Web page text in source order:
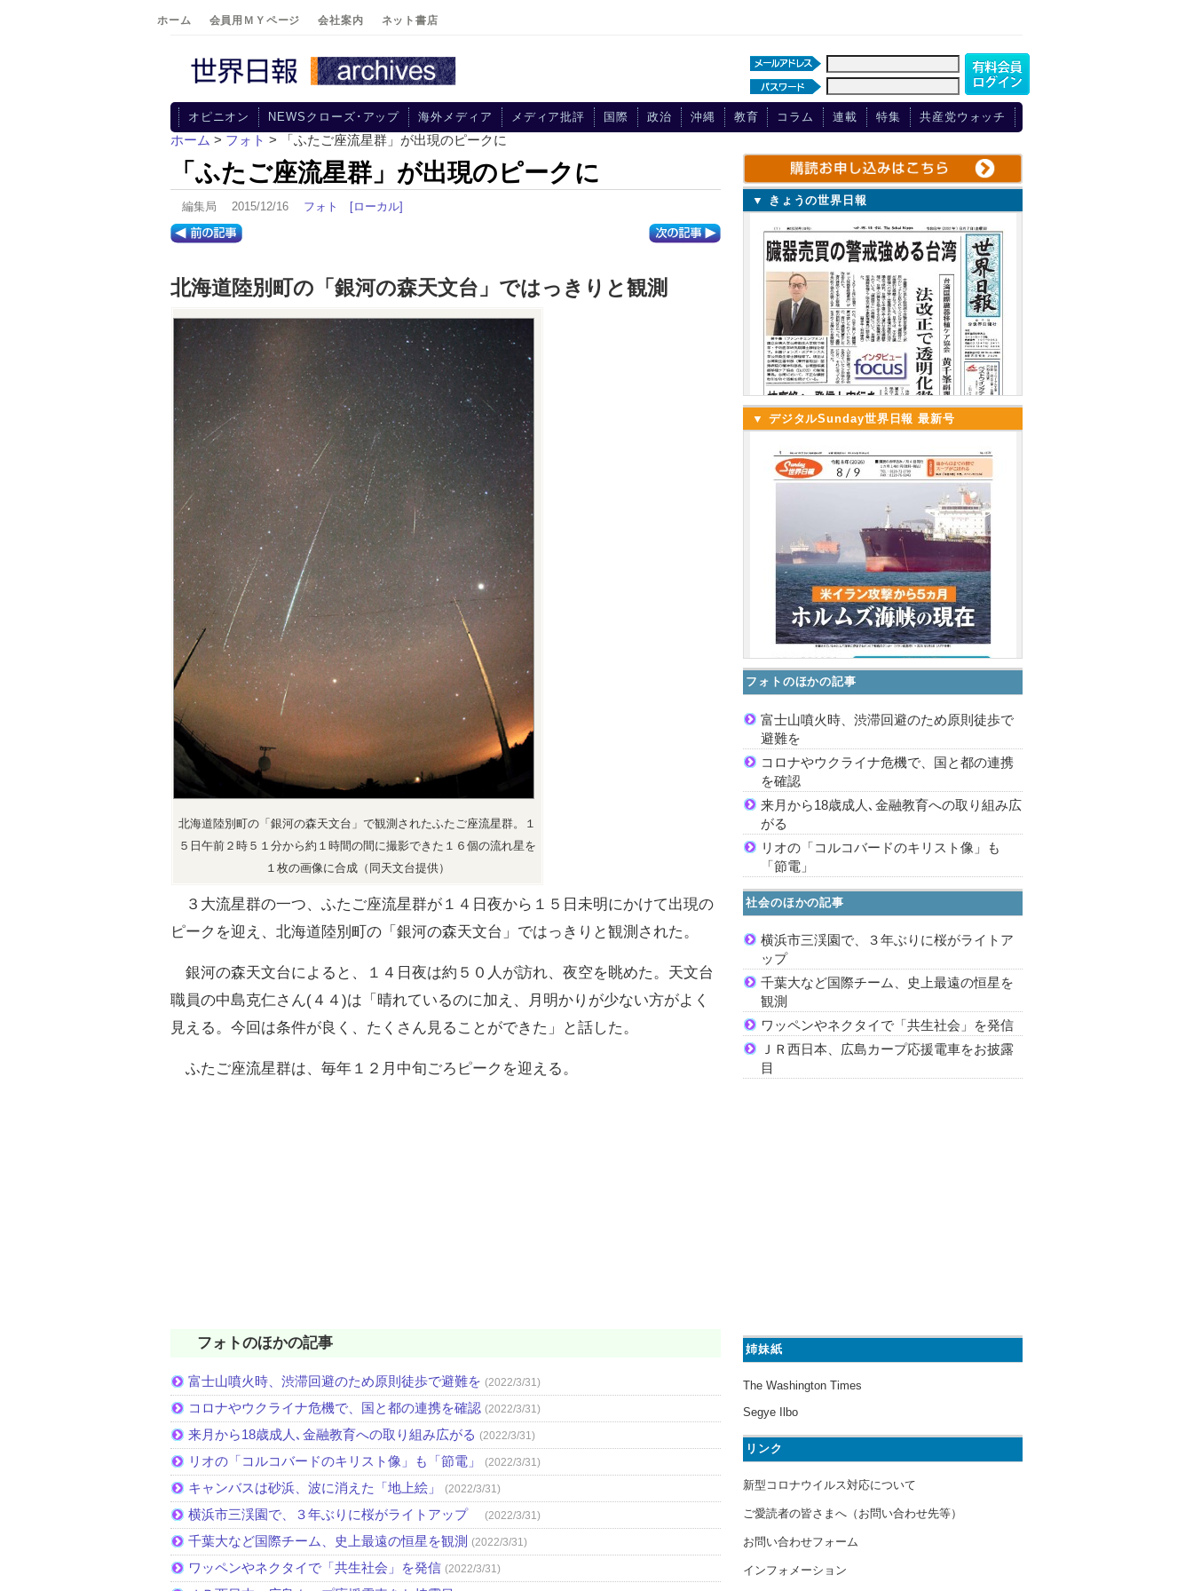
ホーム 会員用ＭＹページ 会社案内 ネット書店
オピニオン NEWSクローズ･アップ 海外メディア メディア批評 国際 政治 沖縄 教育 コラム 連載 特集 共産党ウォッチ
ホーム > フォト > 「ふたご座流星群」が出現のピークに
「ふたご座流星群」が出現のピークに
編集局 2015/12/16 フォト [ローカル]
北海道陸別町の「銀河の森天文台」ではっきりと観測
北海道陸別町の「銀河の森天文台」で観測されたふたご座流星群。１
５日午前２時５１分から約１時間の間に撮影できた１６個の流れ星を
１枚の画像に合成（同天文台提供）
３大流星群の一つ、ふたご座流星群が１４日夜から１５日未明にかけて出現の
ピークを迎え、北海道陸別町の「銀河の森天文台」ではっきりと観測された。
銀河の森天文台によると、１４日夜は約５０人が訪れ、夜空を眺めた。天文台
職員の中島克仁さん(４４)は「晴れているのに加え、月明かりが少ない方がよく
見える。今回は条件が良く、たくさん見ることができた」と話した。
ふたご座流星群は、毎年１２月中旬ごろピークを迎える。
フォトのほかの記事
富士山噴火時、渋滞回避のため原則徒歩で避難を (2022/3/31)
コロナやウクライナ危機で、国と都の連携を確認 (2022/3/31)
来月から18歳成人､金融教育への取り組み広がる (2022/3/31)
リオの「コルコバードのキリスト像」も「節電」 (2022/3/31)
キャンバスは砂浜、波に消えた「地上絵」 (2022/3/31)
横浜市三渓園で、３年ぶりに桜がライトアップ (2022/3/31)
千葉大など国際チーム、史上最遠の恒星を観測 (2022/3/31)
ワッペンやネクタイで「共生社会」を発信 (2022/3/31)
▼ きょうの世界日報
▼ デジタルSunday世界日報 最新号
フォトのほかの記事
富士山噴火時、渋滞回避のため原則徒歩で
避難を
コロナやウクライナ危機で、国と都の連携
を確認
来月から18歳成人､金融教育への取り組み広
がる
リオの「コルコバードのキリスト像」も
「節電」
社会のほかの記事
横浜市三渓園で、３年ぶりに桜がライトア
ップ
千葉大など国際チーム、史上最遠の恒星を
観測
ワッペンやネクタイで「共生社会」を発信
ＪＲ西日本、広島カープ応援電車をお披露
目
姉妹紙
The Washington Times
Segye Ilbo
リンク
新型コロナウイルス対応について
ご愛読者の皆さまへ（お問い合わせ先等）
お問い合わせフォーム
インフォメーション